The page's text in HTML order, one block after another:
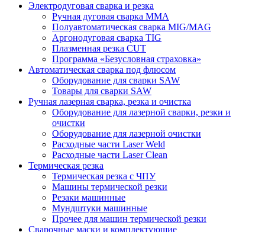
Электродуговая сварка и резка
Ручная дуговая сварка MMA
Полуавтоматическая сварка MIG/MAG
Аргонодуговая сварка TIG
Плазменная резка CUT
Программа «Безусловная страховка»
Автоматическая сварка под флюсом
Оборудование для сварки SAW
Товары для сварки SAW
Ручная лазерная сварка, резка и очистка
Оборудование для лазерной сварки, резки и
очистки
Оборудование для лазерной очистки
Расходные части Laser Weld
Расходные части Laser Clean
Термическая резка
Термическая резка с ЧПУ
Машины термической резки
Резаки машинные
Мундштуки машинные
Прочее для машин термической резки
Сварочные маски и комплектующие